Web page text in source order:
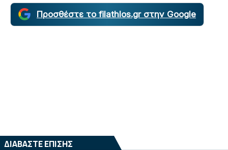
Προσθέστε το filathlos.gr στην Google
ΔΙΑΒΑΣΤΕ ΕΠΙΣΗΣ